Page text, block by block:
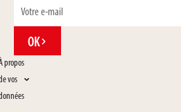
OK
propos
vos